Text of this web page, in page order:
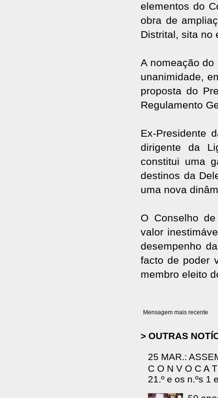
elementos do
obra de
Distrital, sita no
A nomeação
unanimidade,
proposta do
Regulamento
Ex-Presidente
dirigente da
constitui uma
destinos da
uma nova
O Conselho
valor
desempenho
facto de poder
membro eleito
Mensagem mais recente
> OUTRAS
25 MAR.:
C O N V O C A
21.º e os n.ºs 1